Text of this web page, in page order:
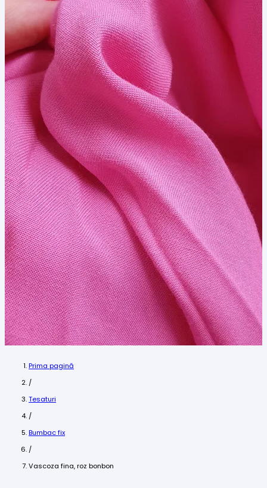
Prima pagină
/
Tesaturi
/
Bumbac fix
/
Vascoza fina, roz bonbon